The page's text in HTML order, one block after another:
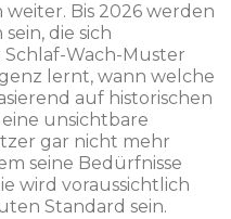
Bis 2026 werden
die sich
Wach-Muster
lernt, wann welche
auf historischen
unsichtbare
gar nicht mehr
seine Bedürfnisse
wird voraussichtlich
Standard sein.